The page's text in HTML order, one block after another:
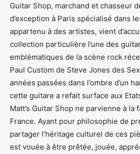
Guitar Shop, marchand et chasseur
d’exception à Paris spécialisé dans
appartenu à des artistes, vient
collection particulière l’une des
emblématiques de la scène rock
Paul Custom de Steve Jones des
années passées dans l’ombre d’un
cette guitare a refait surface aux
Matt’s Guitar Shop ne parvienne à la
France. Ayant pour philosophie de
partager l’héritage culturel de ces
est vouée à être prêtée, jouée,